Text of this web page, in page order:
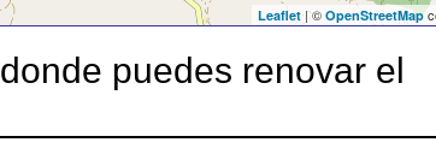
Leaflet| © OpenStreetMap
donde puedes renovar el